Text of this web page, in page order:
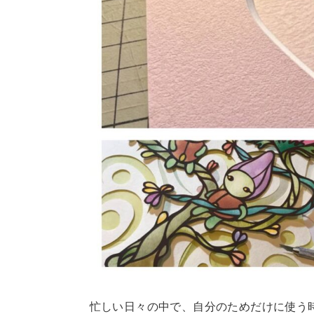
忙しい日々の中で、自分のためだけに使う